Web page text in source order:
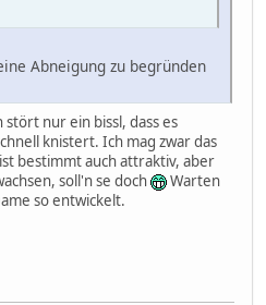
Abneigung zu begründen
nur ein bissl, dass es
knistert. Ich mag zwar das
bestimmt auch attraktiv, aber
soll'n se doch
Warten
so entwickelt.